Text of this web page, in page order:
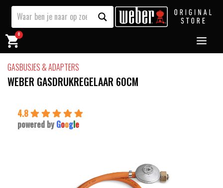
0
GASBUSJES & ADAPTERS
WEBER GASDRUKREGELAAR 60CM
4.8
powered by Google